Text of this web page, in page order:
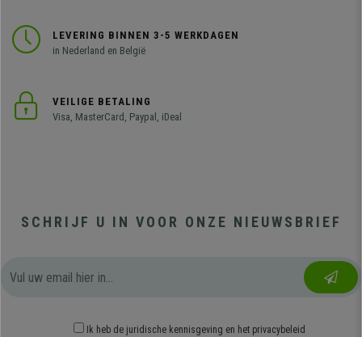
LEVERING BINNEN 3-5 WERKDAGEN
in Nederland en België
VEILIGE BETALING
Visa, MasterCard, Paypal, iDeal
SCHRIJF U IN VOOR ONZE NIEUWSBRIEF
Ik heb de juridische kennisgeving en het privacybeleid